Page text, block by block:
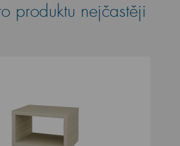
produktu nejčastěji